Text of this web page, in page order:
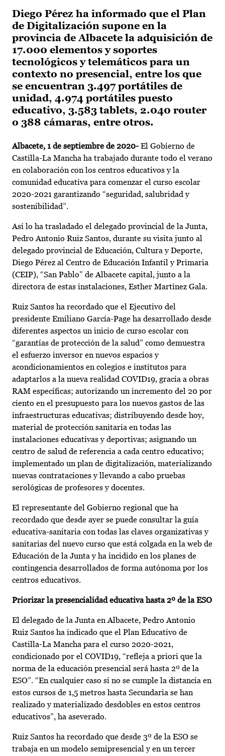
Diego Pérez ha informado que el Plan
de Digitalización supone en la
provincia de Albacete la adquisición de
17.000 elementos y soportes
tecnológicos y telemáticos para un
contexto no presencial, entre los que
se encuentran 3.497 portátiles de
unidad, 4.974 portátiles puesto
educativo, 3.583 tablets, 2.040 router
o 388 cámaras, entre otros.
Albacete, 1 de septiembre de 2020- El Gobierno de
Castilla-La Mancha ha trabajado durante todo el verano
en colaboración con los centros educativos y la
comunidad educativa para comenzar el curso escolar
2020-2021 garantizando “seguridad, salubridad y
sostenibilidad”.
Así lo ha trasladado el delegado provincial de la Junta,
Pedro Antonio Ruiz Santos, durante su visita junto al
delegado provincial de Educación, Cultura y Deporte,
Diego Pérez al Centro de Educación Infantil y Primaria
(CEIP), “San Pablo” de Albacete capital, junto a la
directora de estas instalaciones, Esther Martínez Gala.
Ruiz Santos ha recordado que el Ejecutivo del
presidente Emiliano García-Page ha desarrollado desde
diferentes aspectos un inicio de curso escolar con
“garantías de protección de la salud” como demuestra
el esfuerzo inversor en nuevos espacios y
acondicionamientos en colegios e institutos para
adaptarlos a la nueva realidad COVID19, gracia a obras
RAM específicas; autorizando un incremento del 20 por
ciento en el presupuesto para los nuevos gastos de las
infraestructuras educativas; distribuyendo desde hoy,
material de protección sanitaria en todas las
instalaciones educativas y deportivas; asignando un
centro de salud de referencia a cada centro educativo;
implementado un plan de digitalización, materializando
nuevas contrataciones y llevando a cabo pruebas
serológicas de profesores y docentes.
El representante del Gobierno regional que ha
recordado que desde ayer se puede consultar la guía
educativa-sanitaria con todas las claves organizativas y
sanitarias del nuevo curso que está colgada en la web de
Educación de la Junta y ha incidido en los planes de
contingencia desarrollados de forma autónoma por los
centros educativos.
Priorizar la presencialidad educativa hasta 2º de la ESO
El delegado de la Junta en Albacete, Pedro Antonio
Ruiz Santos ha indicado que el Plan Educativo de
Castilla-La Mancha para el curso 2020-2021,
condicionado por el COVID19, “refleja a priori que la
norma de la educación presencial será hasta 2º de la
ESO”. “En cualquier caso si no se cumple la distancia en
estos cursos de 1,5 metros hasta Secundaria se han
realizado y materializado desdobles en estos centros
educativos”, ha aseverado.
Ruiz Santos ha recordado que desde 3º de la ESO se
trabaja en un modelo semipresencial y en un tercer